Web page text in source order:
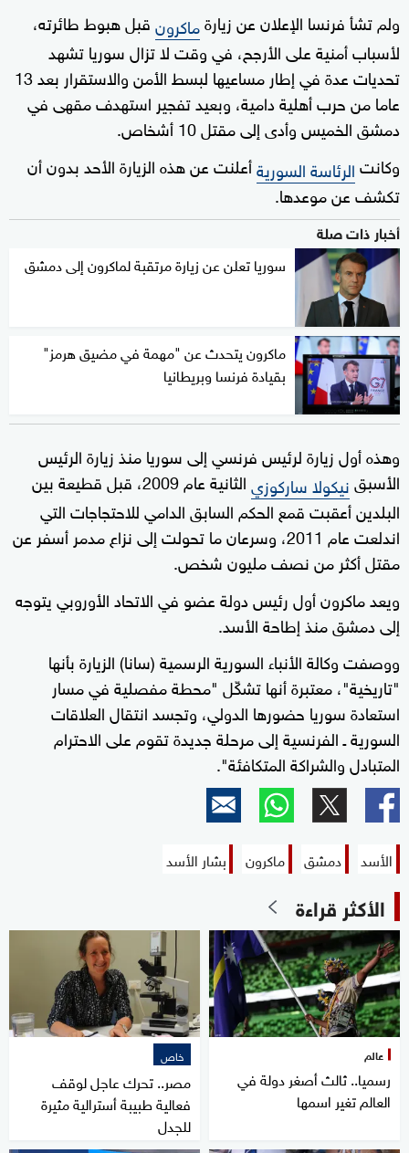
ولم تشأ فرنسا الإعلان عن زيارةماكرونقبل هبوط طائرته،
لأسباب أمنية على الأرجح، في وقت لا تزال سوريا تشهد
تحديات عدة في إطار مساعيها لبسط الأمن والاستقرار بعد 13
عاما من حرب أهلية دامية، وبعيد تفجير استهدف مقهى في
دمشق الخميس وأدى إلى مقتل 10 أشخاص.
وكانتالرئاسة السوريةأعلنت عن هذه الزيارة الأحد بدون أن
تكشف عن موعدها.
أخبار ذات صلة
سوريا تعلن عن زيارة مرتقبة لماكرون إلى دمشق
ماكرون يتحدث عن "مهمة في مضيق هرمز"
بقيادة فرنسا وبريطانيا
وهذه أول زيارة لرئيس فرنسي إلى سوريا منذ زيارة الرئيس
الأسبقنيكولا ساركوزي
الثانية عام 2009، قبل قطيعة بين
البلدين أعقبت قمع الحكم السابق الدامي للاحتجاجات التي
اندلعت عام 2011، وسرعان ما تحولت إلى نزاع مدمر أسفر عن
مقتل أكثر من نصف مليون شخص.
ويعد ماكرون أول رئيس دولة عضو في الاتحاد الأوروبي يتوجه
إلى دمشق منذ إطاحة الأسد.
ووصفت وكالة الأنباء السورية الرسمية (سانا) الزيارة بأنها
"تاريخية"، معتبرة أنها تشكّل "محطة مفصلية في مسار
استعادة سوريا حضورها الدولي، وتجسد انتقال العلاقات
السورية ـ الفرنسية إلى مرحلة جديدة تقوم على الاحترام
المتبادل والشراكة المتكافئة".
الأسد دمشق ماكرون بشار الأسد
الأكثر قراءة
عالم
رسميا.. ثالث أصغر دولة في
العالم تغير اسمها
خاص
مصر.. تحرك عاجل لوقف
فعالية طبيبة أسترالية مثيرة
للجدل